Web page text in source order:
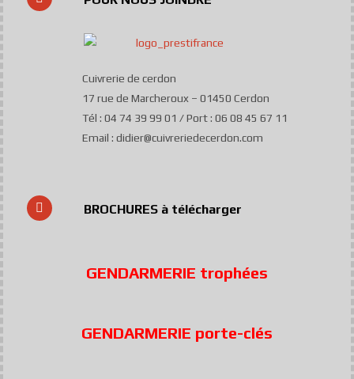
Cuivrerie de cerdon
17 rue de Marcheroux – 01450 Cerdon
Tél : 04 74 39 99 01 / Port : 06 08 45 67 11
Email : didier@cuivreriedecerdon.com
BROCHURES à télécharger
GENDARMERIE trophées
GENDARMERIE porte-clés